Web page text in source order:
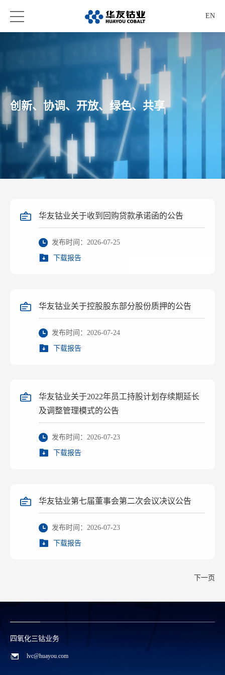
EN
创新、协调、开放、绿色、共享
华友钴业关于收到回购贷款承诺函的公告
发布时间：2026-07-25
下载报告
华友钴业关于控股股东部分股份质押的公告
发布时间：2026-07-24
下载报告
华友钴业关于2022年员工持股计划存续期延长
及调整管理模式的公告
发布时间：2026-07-23
下载报告
华友钴业第七届董事会第二次会议决议公告
发布时间：2026-07-23
下载报告
下一页
碳酸锂/废料回收业务